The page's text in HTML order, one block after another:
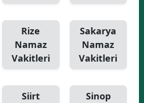
Rize
Namaz
Vakitleri
Sakarya
Namaz
Vakitleri
Siirt
Sinop